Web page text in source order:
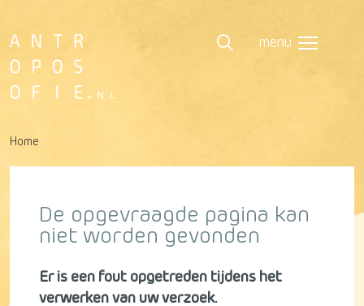
menu
Home
De opgevraagde pagina kan
niet worden gevonden
Er is een fout opgetreden tijdens het
verwerken van uw verzoek.